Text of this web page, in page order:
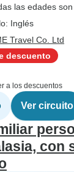
las edades
Inglés
Travel Co. Ltd
descuento
a los descuentos
Ver circuito
con